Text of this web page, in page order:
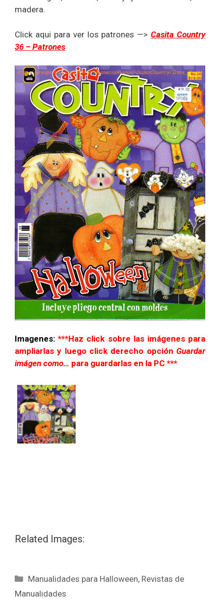
madera.
Click aqui para ver los patrones —> Casita Country
36 – Patrones
Imagenes:***Haz click sobre las imágenes para
ampliarlas y luego click derecho opción Guardar
imágen como… para guardarlas en la PC ***
Related Images:
Manualidades para Halloween, Revistas de
Manualidades